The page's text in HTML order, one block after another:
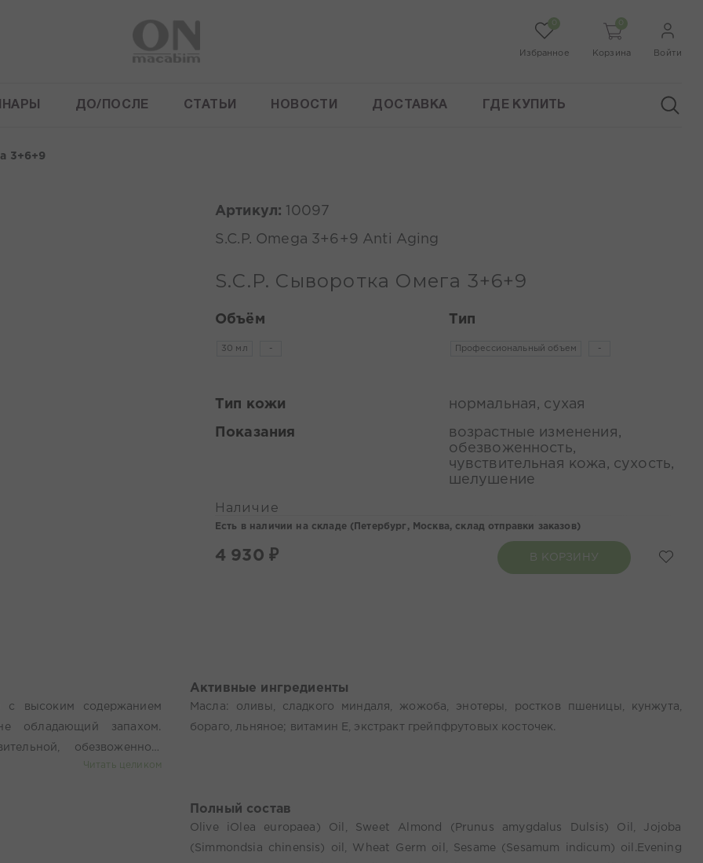
Избранное Корзина Войти
ДО/ПОСЛЕ СТАТЬИ НОВОСТИ ДОСТАВКА ГДЕ КУПИТЬ
3+6+9
Артикул: 10097
S.C.P. Omega 3+6+9 Anti Aging
S.C.P. Сыворотка Омега 3+6+9
Объём
30 мл -
Тип
Профессиональный объем -
Тип кожи нормальная, сухая
Показания
возрастные изменения,
обезвоженность,
чувствительная кожа, сухость,
шелушение
Наличие
Есть в наличии на складе ( Петербург, Москва, склад отправки заказов)
4 930 ₽ В КОРЗИНУ
с высоким содержанием
обладающий запахом.
обезвоженной,
укрепляет и
появление морщин и
большое количество
Читать целиком
Активные ингредиенты
Масла: оливы, сладкого миндаля, жожоба, энотеры, ростков пшеницы, кунжута,
бораго, льняное; витамин Е, экстракт грейпфрутовых косточек.
Полный состав
Olive iOlea europaea) Oil, Sweet Almond (Prunus amygdalus Dulsis) Oil, Jojoba
(Simmondsia chinensis) oil, Wheat Germ oil, Sesame (Sesamum indicum) oil.Evening